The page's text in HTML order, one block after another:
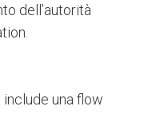
dell’autorità
una flow